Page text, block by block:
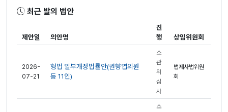
최근 발의 법안
제안일 의안명
진
행
상임위원회
2026-
07-21
형법 일부개정법률안(권향엽의원
등 11인)
소
관
위
심
사
법제사법위원
회
소